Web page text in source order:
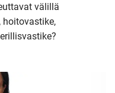
välillä
hoitovastike,